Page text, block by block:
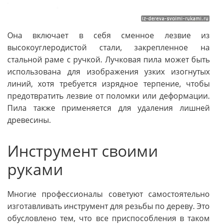
Она включает в себя сменное лезвие из
высокоуглеродистой стали, закрепленное на
стальной раме с ручкой. Лучковая пила может быть
использована для изображения узких изогнутых
линий, хотя требуется изрядное терпение, чтобы
предотвратить лезвие от поломки или деформации.
Пила также применяется для удаления лишней
древесины.
Инструмент своими
руками
Многие профессионалы советуют самостоятельно
изготавливать инструмент для резьбы по дереву. Это
обусловлено тем, что все приспособления в таком